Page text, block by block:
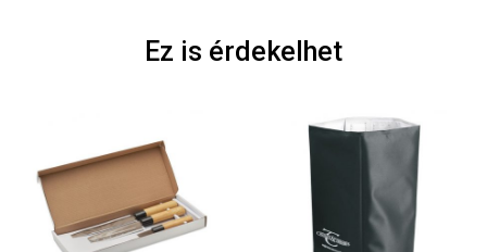
Ez is érdekelhet